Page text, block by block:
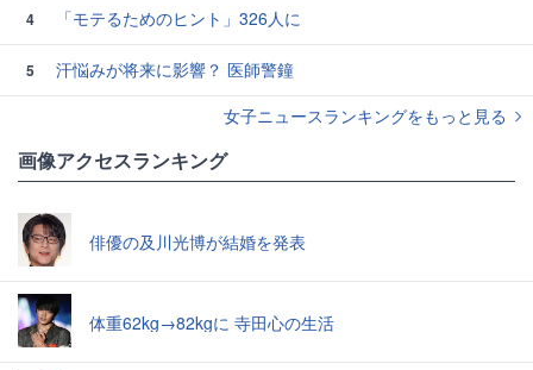
4 「モテるためのヒント」326人に
5
汗悩みが将来に影響？ 医師警鐘
女子ニュースランキングをもっと見る
画像アクセスランキング
俳優の及川光博が結婚を発表
体重62kg→82kgに 寺田心の生活